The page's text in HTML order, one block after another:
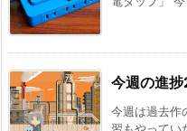
今週の進
今週は過去作